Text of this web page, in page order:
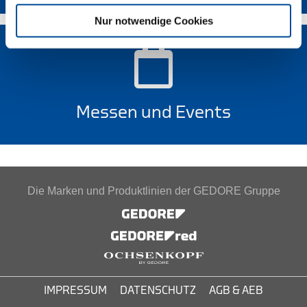
Nur notwendige Cookies
Messen und Events
Die Marken und Produktlinien der GEDORE Gruppe
IMPRESSUM DATENSCHUTZ AGB & AEB